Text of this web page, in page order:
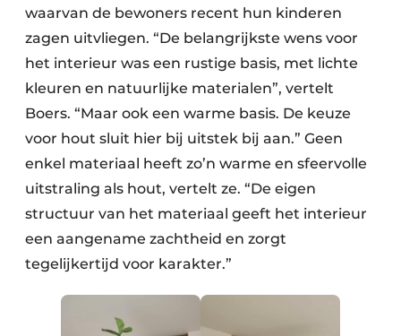
waarvan de bewoners recent hun kinderen
zagen uitvliegen. “De belangrijkste wens voor
het interieur was een rustige basis, met lichte
kleuren en natuurlijke materialen”, vertelt
Boers. “Maar ook een warme basis. De keuze
voor hout sluit hier bij uitstek bij aan.” Geen
enkel materiaal heeft zo’n warme en sfeervolle
uitstraling als hout, vertelt ze. “De eigen
structuur van het materiaal geeft het interieur
een aangename zachtheid en zorgt
tegelijkertijd voor karakter.”